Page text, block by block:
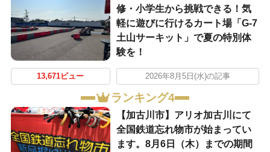
修・小学生から挑戦できる！気
軽に遊びに行けるカート場「G-7
土山サーキット」で夏の特別体
験を！
13,671ビュー 2026年8月5日(水)の記事
ランキング4
【加古川市】アリオ加古川にて
全国鉄道忘れ物市が始まってい
ます。8月6日（木）までの期間